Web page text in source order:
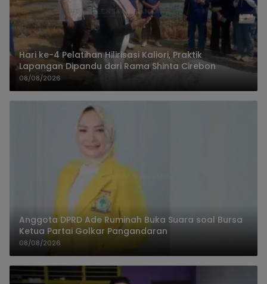
Hari ke-4 Pelatihan Hilirisasi Kaliori, Praktik
Lapangan Dipandu dari Rama Shinta Cirebon
08/08/2026
Anggota DPRD Ade Ruminah Buka Suara soal Bursa
Ketua Partai Golkar Pangandaran
08/08/2026